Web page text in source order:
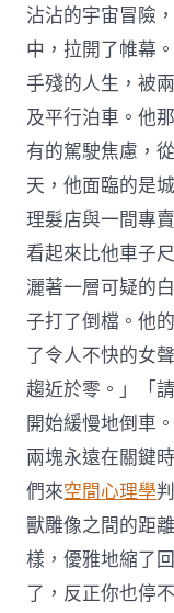
沾沾的宇宙冒險
中，拉開了帷幕
手殘的人生，被
及平行泊車。他
有的駕駛焦慮，
天，他面臨的是
理髮店與一間專
看起來比他車子
灑著一層可疑的
子打了倒檔。他
了令人不快的女
趨近於零。」「
開始緩慢地倒車
兩塊永遠在關鍵
們來空間心理學
獸雕像之間的距
樣，優雅地縮了
了，反正你也停